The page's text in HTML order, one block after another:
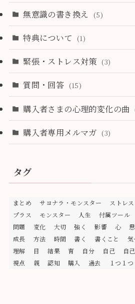
無意識の書き換え (5)
特典について (1)
緊張・ストレス対策 (3)
質問・回答 (15)
購入者さまの心理的変化の曲
購入者専用メルマガ (3)
タグ
まとめ サヨナラ・モンスター ストレス
プラス
モンスター 人生 付属ツール
問題
変化 大切 強く 影響 心
成長
方法 時間 書く 書くこと 気
理解
目 結果 育 自分 自己 自
視点
親 認知 購入 過去 １つ１つ